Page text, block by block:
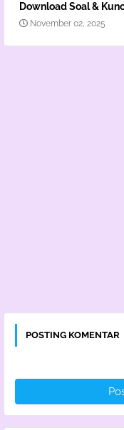
Download Soal &
November 02, 2025
POSTING KOMENTAR